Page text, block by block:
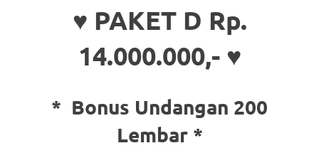
♥ PAKET D Rp.
14.000.000,- ♥
* Bonus Undangan 200
Lembar *